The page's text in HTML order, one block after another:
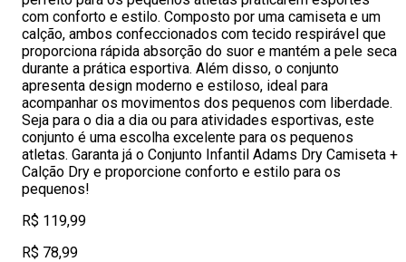
com conforto e estilo. Composto por uma camiseta e um
calção, ambos confeccionados com tecido respirável que
proporciona rápida absorção do suor e mantém a pele seca
durante a prática esportiva. Além disso, o conjunto
apresenta design moderno e estiloso, ideal para
acompanhar os movimentos dos pequenos com liberdade.
Seja para o dia a dia ou para atividades esportivas, este
conjunto é uma escolha excelente para os pequenos
atletas. Garanta já o Conjunto Infantil Adams Dry Camiseta +
Calção Dry e proporcione conforto e estilo para os
pequenos!
R$ 119,99
R$ 78,99